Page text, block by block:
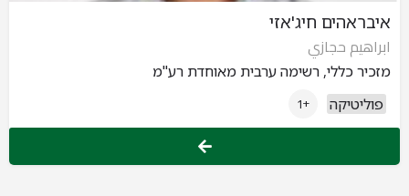
איבראהים חיג'אזי
ابراهيم حجازي
מזכיר כללי, רשימה ערבית מאוחדת רע"מ
פוליטיקה
+1